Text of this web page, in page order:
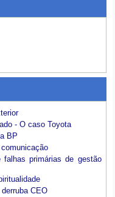
- O caso Toyota
BP
falhas primárias de gestão
CEO